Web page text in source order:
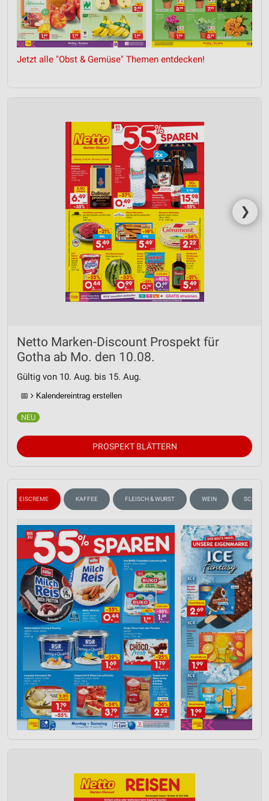
Jetzt alle "Obst & Gemüse" Themen entdecken!
❯
Netto Marken-Discount Prospekt für
Gotha ab Mo. den 10.08.
Gültig von 10. Aug. bis 15. Aug.
📅 Kalendereintrag erstellen
PROSPEKT BLÄTTERN
EISCREME KAFFEE FLEISCH & WURST WEIN